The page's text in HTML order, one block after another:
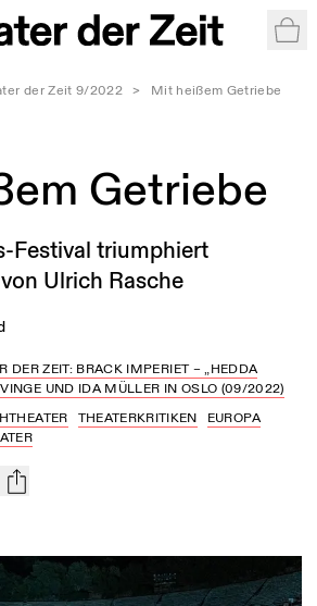
der Zeit 9/2022 > Mit heißem Getriebe
Getriebe
Festival triumphiert
Ulrich Rasche
DER ZEIT: BRACK IMPERIET – „HEDDA
UND IDA MÜLLER IN OSLO (09/2022)
THEATERKRITIKEN
EUROPA
mail